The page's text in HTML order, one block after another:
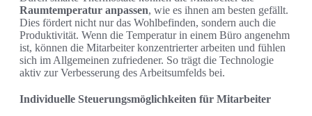
Raumtemperatur anpassen, wie es ihnen am besten gefällt.
Dies fördert nicht nur das Wohlbefinden, sondern auch die
Produktivität. Wenn die Temperatur in einem Büro angenehm
ist, können die Mitarbeiter konzentrierter arbeiten und fühlen
sich im Allgemeinen zufriedener. So trägt die Technologie
aktiv zur Verbesserung des Arbeitsumfelds bei.
Individuelle Steuerungsmöglichkeiten für Mitarbeiter